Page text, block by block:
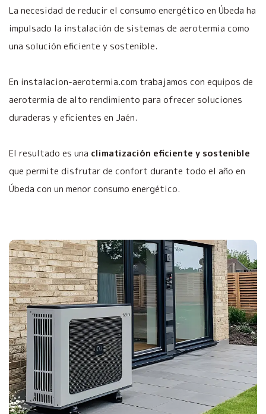
La necesidad de reducir el consumo energético en Úbeda ha
impulsado la instalación de sistemas de aerotermia como
una solución eficiente y sostenible.
En instalacion-aerotermia.com trabajamos con equipos de
aerotermia de alto rendimiento para ofrecer soluciones
duraderas y eficientes en Jaén.
El resultado es una climatización eficiente y sostenible
que permite disfrutar de confort durante todo el año en
Úbeda con un menor consumo energético.